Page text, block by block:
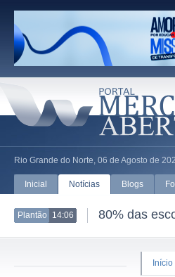
Rio Grande do Norte, 06 de Agosto de
Inicial Notícias Blogs
Plantão 14:06 80% das
Início